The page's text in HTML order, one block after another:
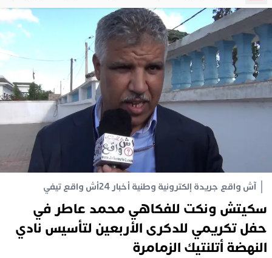
آش واقع جريدة إلكترونية وطنية أخبار 24 أش واقع تيفي
سكيتش ونكت للفكاهي محمد عاطر في
حفل تكريمي للدكرى الأربعين لتأسيس نادي
النهضة أتلنتيك الزمامرة